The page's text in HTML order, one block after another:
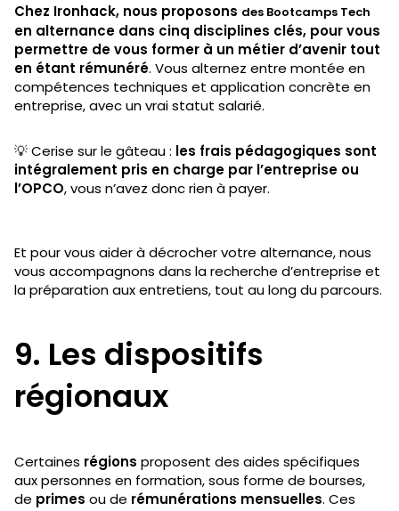
Chez Ironhack, nous proposons des Bootcamps Tech
en alternance dans cinq disciplines clés, pour vous
permettre de vous former à un métier d’avenir tout
en étant rémunéré. Vous alternez entre montée en
compétences techniques et application concrète en
entreprise, avec un vrai statut salarié.
💡 Cerise sur le gâteau : les frais pédagogiques sont
intégralement pris en charge par l’entreprise ou
l’OPCO, vous n’avez donc rien à payer.
Et pour vous aider à décrocher votre alternance, nous
vous accompagnons dans la recherche d’entreprise et
la préparation aux entretiens, tout au long du parcours.
9. Les dispositifs
régionaux
Certaines régions proposent des aides spécifiques
aux personnes en formation, sous forme de bourses,
de primes ou de rémunérations mensuelles. Ces